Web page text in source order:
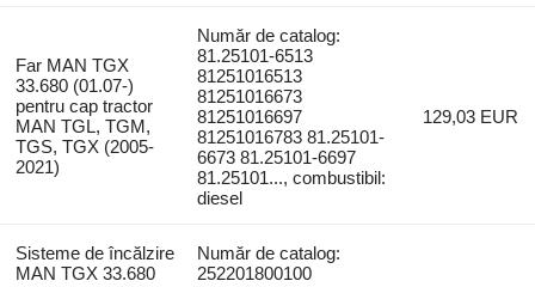
Far MAN TGX
33.680 (01.07-)
pentru cap tractor
MAN TGL, TGM,
TGS, TGX (2005-
2021)
Număr de catalog:
81.25101-6513
81251016513
81251016673
81251016697
81251016783 81.25101-
6673 81.25101-6697
81.25101..., combustibil:
diesel
129,03 EUR
Sisteme de încălzire
MAN TGX 33.680
Număr de catalog:
252201800100